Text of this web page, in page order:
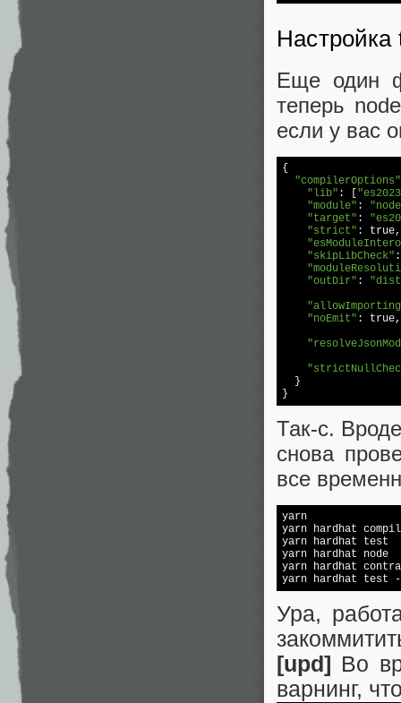
Настройка
Еще один
теперь
если у вас
{
"compilerOptions"
"lib" : [
"module" :
"target" :
"strict" : true,
"skipLibCheck"
"outDir" :
"noEmit" : true
  }
}
Так-с.
снова
все
yarn
yarn hardhat
yarn hardhat test
yarn hardhat node
yarn hardhat
yarn hardhat test
Ура,
[upd]
Во
варнинг,